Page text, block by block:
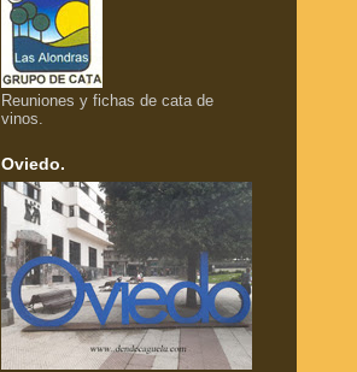
Reuniones y fichas de cata de
vinos.
Oviedo.